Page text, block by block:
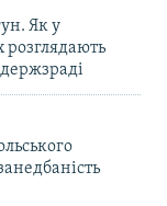
Як у
розглядають